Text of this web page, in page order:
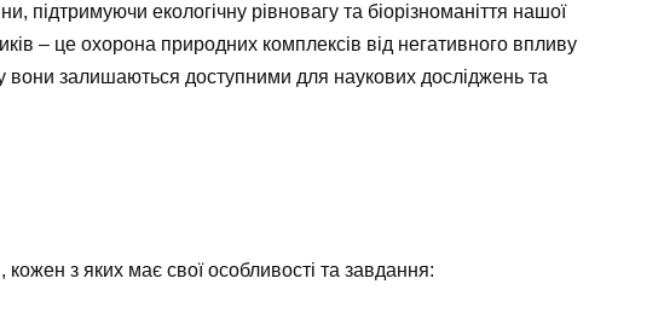
підтримуючи екологічну рівновагу та біорізноманіття нашої
– це охорона природних комплексів від негативного впливу
вони залишаються доступними для наукових досліджень та
кожен з яких має свої особливості та завдання: